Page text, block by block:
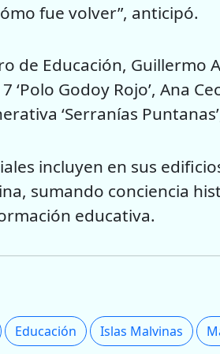
fue volver”, anticipó.
de Educación, Guillermo
Godoy Rojo’, Ana
‘Serranías
incluyen en sus
sumando conciencia
educativa.
Educación Islas Malvinas